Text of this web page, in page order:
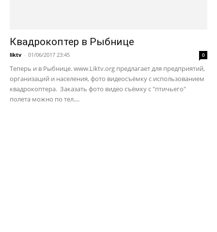
Квадрокоптер в Рыбнице
liktv - 01/06/2017 23:45 0
Теперь и в Рыбнице. www.Liktv.org предлагает для предприятий,
организаций и населения, фото видеосъёмку с использованием
квадрокоптера. Заказать фото видео съёмку с "птичьего"
полета можно по тел....